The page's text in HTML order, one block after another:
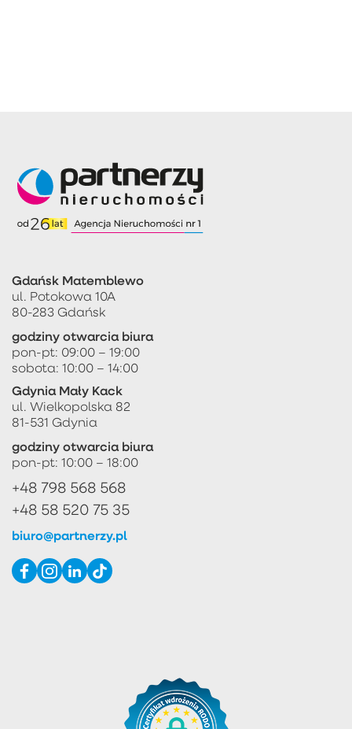
Gdańsk Matemblewo
ul. Potokowa 10A
80-283 Gdańsk
godziny otwarcia biura
pon-pt: 09:00 – 19:00
sobota: 10:00 – 14:00
Gdynia Mały Kack
ul. Wielkopolska 82
81-531 Gdynia
godziny otwarcia biura
pon-pt: 10:00 – 18:00
+48 798 568 568
+48 58 520 75 35
biuro@partnerzy.pl